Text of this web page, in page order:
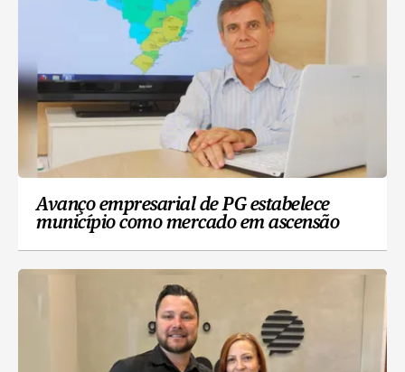
Avanço empresarial de PG estabelece
município como mercado em ascensão